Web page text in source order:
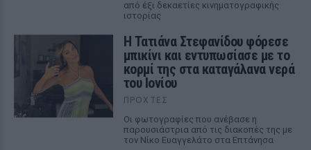
από έξι δεκαετίες κινηματογραφικής
ιστορίας
Η Τατιάνα Στεφανίδου φόρεσε
μπικίνι και εντυπωσίασε με το
κορμί της στα καταγάλανα νερά
του Ιονίου
ΠΡΟΧΤΈΣ
Οι φωτογραφίες που ανέβασε η
παρουσιάστρια από τις διακοπές της με
τον Νίκο Ευαγγελάτο στα Επτάνησα